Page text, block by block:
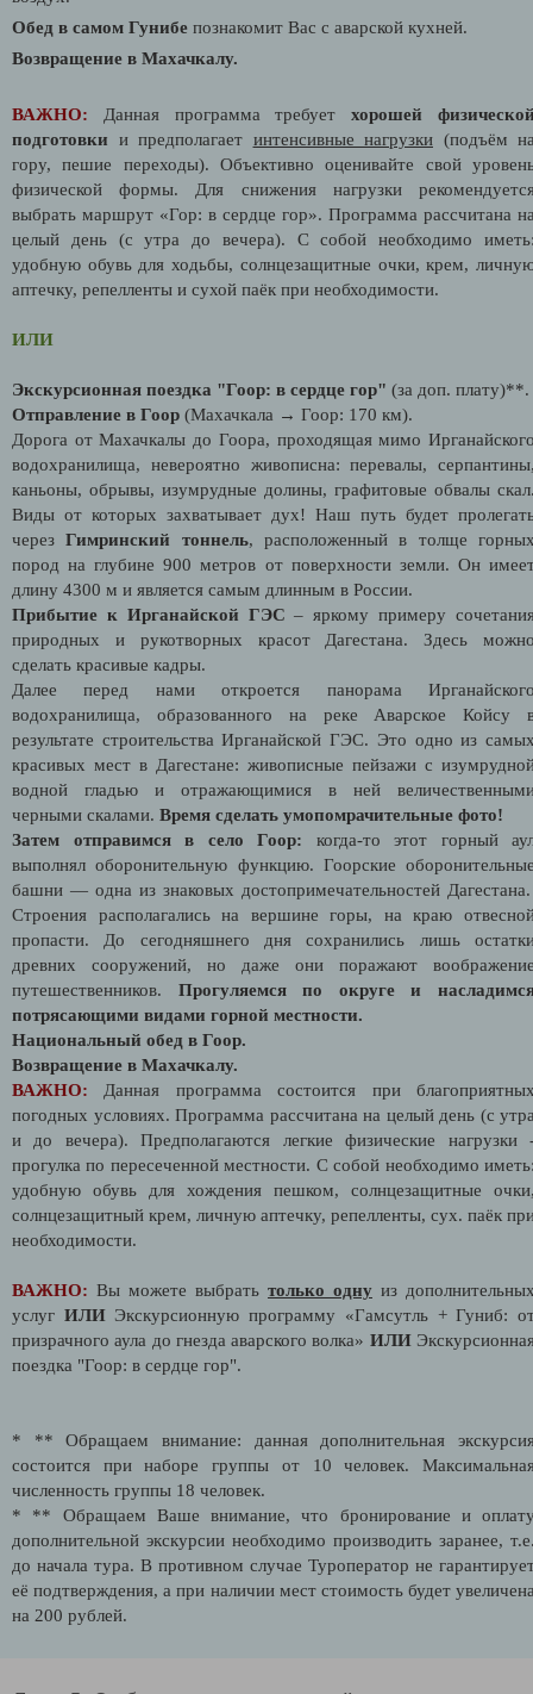
Обед в самом Гунибе познакомит Вас с аварской кухней.
Возвращение в Махачкалу.
ВАЖНО: Данная программа требуетхорошей
подготовки и предполагает интенсивные нагрузки (подъём
гору, пешие переходы). Объективно оценивайте свой
физической формы. Для снижения нагрузки
выбрать маршрут «Гор: в сердце гор». Программа рассчитана
целый день (с утра до вечера). С собой необходимо
удобную обувь для ходьбы, солнцезащитные очки, крем,
аптечку, репелленты и сухой паёк при необходимости.
ИЛИ
Экскурсионная поездка "Гоор: в сердце гор" (за доп. плату)**.
Отправление в Гоор (Махачкала → Гоор: 170 км).
Дорога от Махачкалы до Гоора, проходящая мимо
водохранилища, невероятно живописна: перевалы,
каньоны, обрывы, изумрудные долины, графитовые обвалы
Виды от которых захватывает дух! Наш путь будет
через Гимринский тоннель, расположенный в толще
пород на глубине 900 метров от поверхности земли. Он
длину 4300 м и является самым длинным в России.
Прибытие к Ирганайской ГЭС – яркому примеру
природных и рукотворных красот Дагестана. Здесь
сделать красивые кадры.
Далее перед нами откроется панорама
водохранилища, образованного на реке Аварское Койсу
результате строительства Ирганайской ГЭС. Это одно из
красивых мест в Дагестане: живописные пейзажи с
водной гладью и отражающимися в ней
черными скалами. Время сделать умопомрачительные фото!
Затем отправимся в село Гоор: когда-то этот горный
выполнял оборонительную функцию. Гоорские
башни — одна из знаковых достопримечательностей
Строения располагались на вершине горы, на краю
пропасти. До сегодняшнего дня сохранились лишь
древних сооружений, но даже они поражают
путешественников. Прогуляемся по округе и
потрясающими видами горной местности.
Национальный обед в Гоор.
Возвращение в Махачкалу.
ВАЖНО: Данная программа состоится при
погодных условиях. Программа рассчитана на целый день (с
и до вечера). Предполагаются легкие физические нагрузки
прогулка по пересеченной местности. С собой необходимо
удобную обувь для хождения пешком, солнцезащитные
солнцезащитный крем, личную аптечку, репелленты, сух. паёк
необходимости.
ВАЖНО: Вы можете выбрать только одну из
услуг ИЛИЭкскурсионную программу «Гамсутль + Гуниб:
призрачного аула до гнезда аварского волка» ИЛИ
поездка "Гоор: в сердце гор".
* ** Обращаем внимание: данная дополнительная
состоится при наборе группы от 10 человек.
численность группы 18 человек.
* ** Обращаем Ваше внимание, что бронирование и
дополнительной экскурсии необходимо производить заранее,
до начала тура. В противном случае Туроператор не
её подтверждения, а при наличии мест стоимость будет
на 200 рублей.